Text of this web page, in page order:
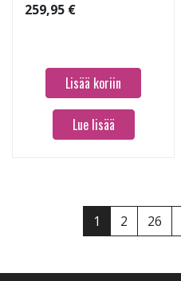
259,95 €
Lisää koriin
Lue lisää
1 2 26